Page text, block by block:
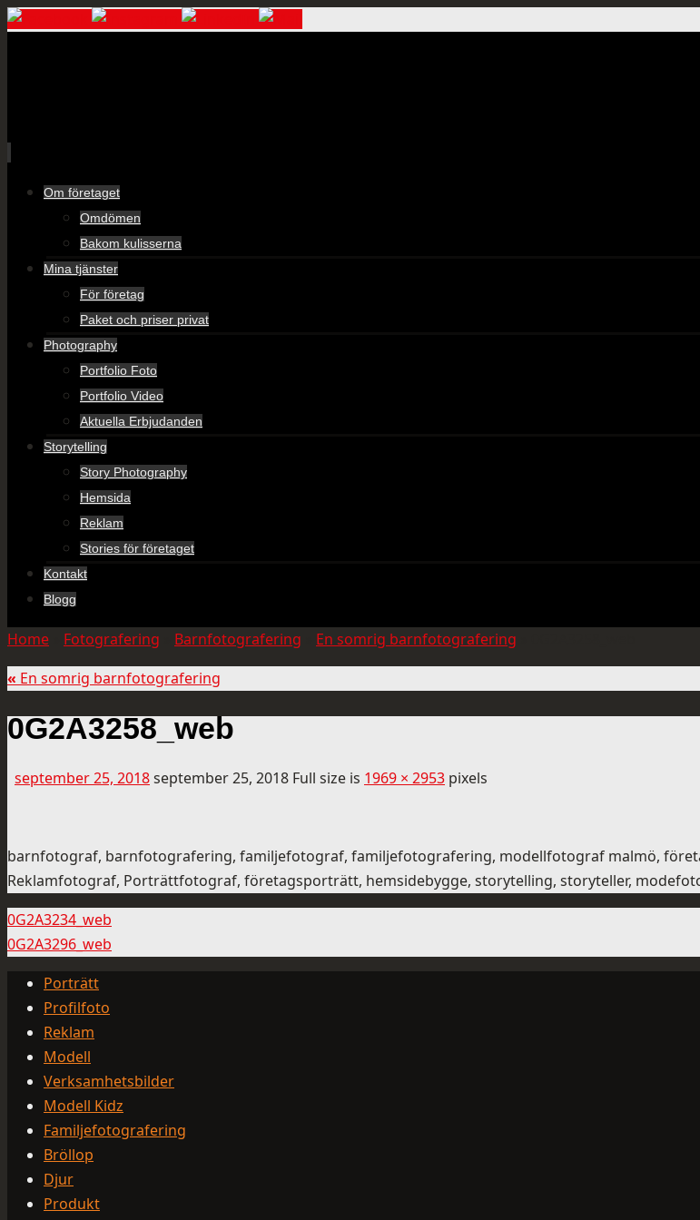
Skip
Om företaget
Omdömen
Bakom kulisserna
Mina tjänster
För företag
Paket och priser privat
Photography
Portfolio Foto
Portfolio Video
Aktuella Erbjudanden
Storytelling
Story Photography
Hemsida
Reklam
Stories för företaget
Kontakt
Blogg
Home Fotografering Barnfotografering En somrig barnfotografering
« En somrig barnfotografering
0G2A3258_web
september 25, 2018september 25, 2018 Full size is 1969 × 2953 pixels
barnfotograf, barnfotografering, familjefotograf, familjefotografering, modellfotograf malmö,
Reklamfotograf, Porträttfotograf, företagsporträtt, hemsidebygge, storytelling, storyteller,
0G2A3234_web
0G2A3296_web
Porträtt
Profilfoto
Reklam
Modell
Verksamhetsbilder
Modell Kidz
Familjefotografering
Bröllop
Djur
Produkt